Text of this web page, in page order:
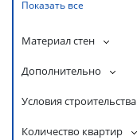
Показать все
Материал стен
Дополнительно
Условия строительства
Количество квартир